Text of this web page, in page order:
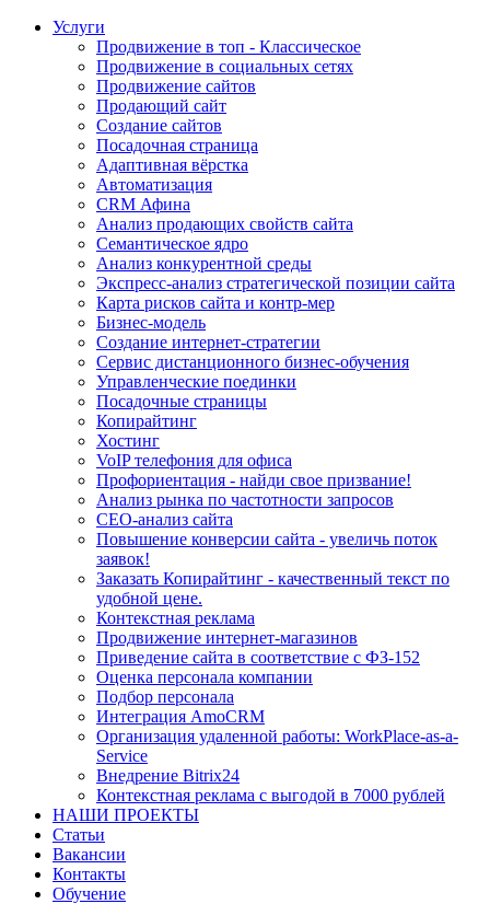
Услуги
Продвижение в топ - Классическое
Продвижение в социальных сетях
Продвижение сайтов
Продающий сайт
Создание сайтов
Посадочная страница
Адаптивная вёрстка
Автоматизация
CRM Афина
Анализ продающих свойств сайта
Семантическое ядро
Анализ конкурентной среды
Экспресс-анализ стратегической позиции сайта
Карта рисков сайта и контр-мер
Бизнес-модель
Создание интернет-стратегии
Сервис дистанционного бизнес-обучения
Управленческие поединки
Посадочные страницы
Копирайтинг
Хостинг
VoIP телефония для офиса
Профориентация - найди свое призвание!
Анализ рынка по частотности запросов
СЕО-анализ сайта
Повышение конверсии сайта - увеличь поток
заявок!
Заказать Копирайтинг - качественный текст по
удобной цене.
Контекстная реклама
Продвижение интернет-магазинов
Приведение сайта в соответствие с ФЗ-152
Оценка персонала компании
Подбор персонала
Интеграция AmoCRM
Организация удаленной работы: WorkPlace-as-a-
Service
Внедрение Bitrix24
Контекстная реклама с выгодой в 7000 рублей
НАШИ ПРОЕКТЫ
Статьи
Вакансии
Контакты
Обучение